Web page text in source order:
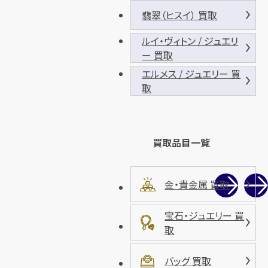
翡翠（ヒスイ） 買取
ルイ・ヴィトン / ジュエリ
ー 買取
エルメス / ジュエリー 買
取
買取品目一覧
金・貴金属 買取
宝石・ジュエリー 買
取
バッグ 買取